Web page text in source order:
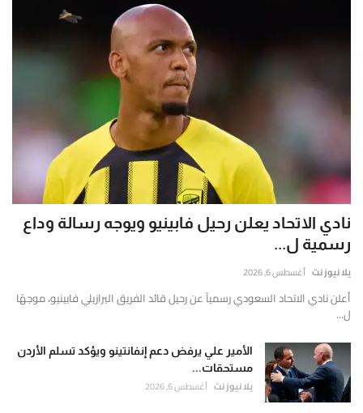
نادي الاتحاد يعلن رحيل فابينيو ويوجه رسالة وداع
رسمية ل...
يلا نيوز نت أغسطس 6, 2026
أعلن نادي الاتحاد السعودي رسمياً عن رحيل قائد الفريق البرازيلي فابينيو، موجهًا
ل...
الأمير علي يرفض دعم إنفانتينو ويؤكد تسلم الأردن
مستحقات...
يلا نيوز نت أغسطس 6, 2026